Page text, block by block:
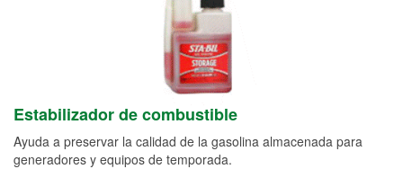
Estabilizador de combustible
Ayuda a preservar la calidad de la gasolina almacenada para
generadores y equipos de temporada.